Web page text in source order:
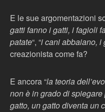
E le sue argomentazioni
gatti fanno i gatti, i fagioli
patate“, “i cani abbaiano, i
creazionista come fa?
E ancora “la teoria
non è in grado di
gatto, un gatto diventa un